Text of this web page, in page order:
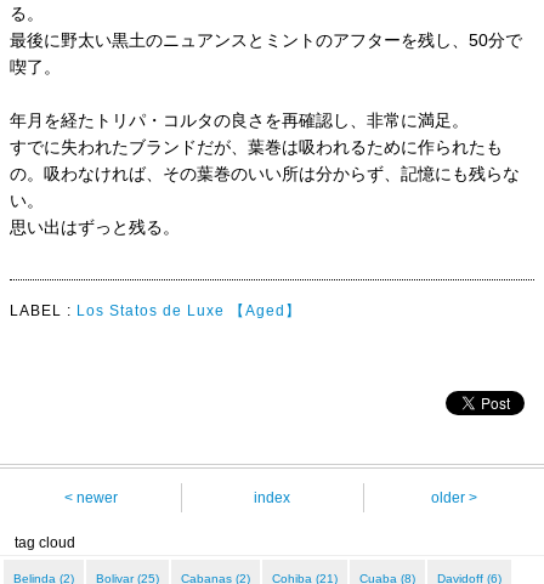
る。
最後に野太い黒土のニュアンスとミントのアフターを残し、50分で
喫了。
年月を経たトリパ・コルタの良さを再確認し、非常に満足。
すでに失われたブランドだが、葉巻は吸われるために作られたも
の。吸わなければ、その葉巻のいい所は分からず、記憶にも残らな
い。
思い出はずっと残る。
LABEL : Los Statos de Luxe 【Aged】
< newer index older >
tag cloud
Belinda (2) Bolivar (25) Cabanas (2) Cohiba (21) Cuaba (8) Davidoff (6)